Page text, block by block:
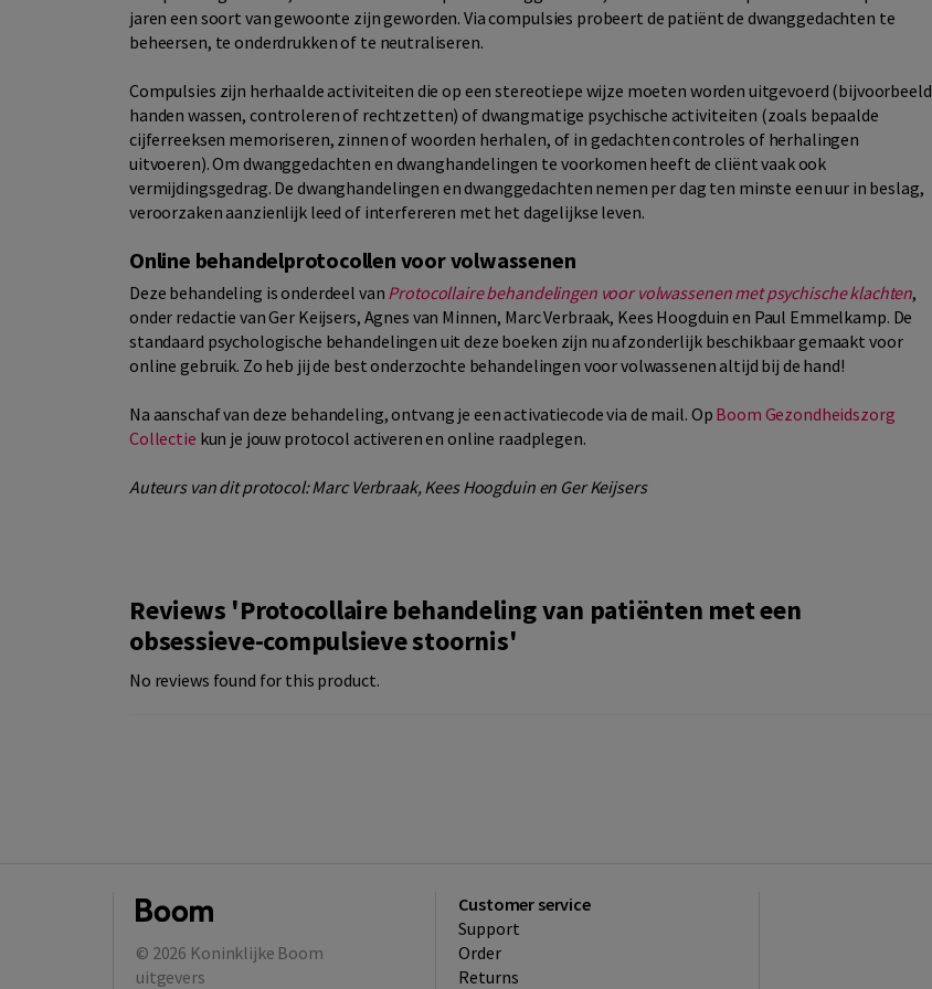
jaren een soort van gewoonte zijn geworden. Via compulsies probeert de patiënt de dwanggedachten te
beheersen, te onderdrukken of te neutraliseren.
Compulsies zijn herhaalde activiteiten die op een stereotiepe wijze moeten worden uitgevoerd (bijvoorbeeld
handen wassen, controleren of rechtzetten) of dwangmatige psychische activiteiten (zoals bepaalde
cijferreeksen memoriseren, zinnen of woorden herhalen, of in gedachten controles of herhalingen
uitvoeren). Om dwanggedachten en dwanghandelingen te voorkomen heeft de cliënt vaak ook
vermijdingsgedrag. De dwanghandelingen en dwanggedachten nemen per dag ten minste een uur in beslag,
veroorzaken aanzienlijk leed of interfereren met het dagelijkse leven.
Online behandelprotocollen voor volwassenen
Deze behandeling is onderdeel van Protocollaire behandelingen voor volwassenen met psychische klachten,
onder redactie van Ger Keijsers, Agnes van Minnen, Marc Verbraak, Kees Hoogduin en Paul Emmelkamp. De
standaard psychologische behandelingen uit deze boeken zijn nu afzonderlijk beschikbaar gemaakt voor
online gebruik. Zo heb jij de best onderzochte behandelingen voor volwassenen altijd bij de hand!
Na aanschaf van deze behandeling, ontvang je een activatiecode via de mail. Op Boom Gezondheidszorg
Collectie kun je jouw protocol activeren en online raadplegen.
Auteurs van dit protocol: Marc Verbraak, Kees Hoogduin en Ger Keijsers
Reviews 'Protocollaire behandeling van patiënten met een
obsessieve-compulsieve stoornis'
No reviews found for this product.
© 2026 Koninklijke Boom
uitgevers
Customer service
Support
Order
Returns